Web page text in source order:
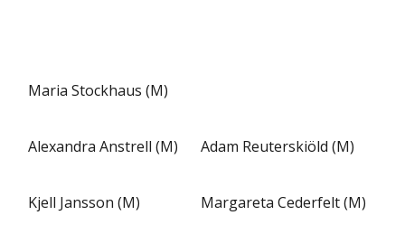
Maria Stockhaus (M)
Alexandra Anstrell (M) Adam Reuterskiöld (M)
Kjell Jansson (M) Margareta Cederfelt (M)